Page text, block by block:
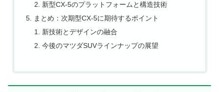
新型CX-5のプラットフォームと構造技術
まとめ：次期型CX-5に期待するポイント
新技術とデザインの融合
今後のマツダSUVラインナップの展望